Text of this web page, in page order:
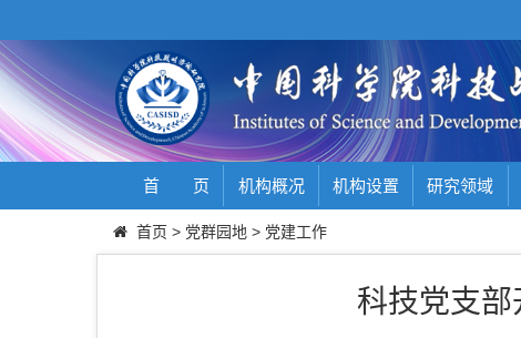
首 页 机构概况 机构设置 研究领域
首页 > 党群园地 > 党建工作
科技党支